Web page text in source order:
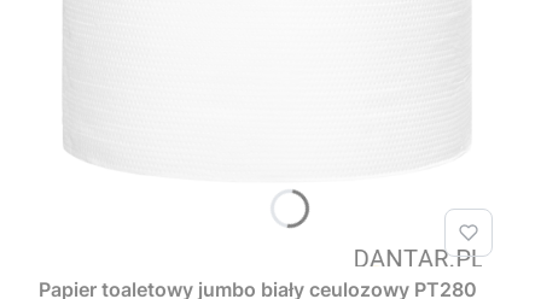
Papier toaletowy jumbo biały ceulozowy PT280